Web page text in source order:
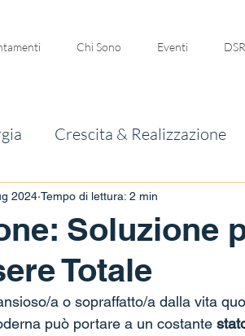
Chi Sono Eventi DSR
Crescita & Realizzazione
Soluzione
Totale
2024 Tempo di lettura: 2 min
a o sopraffatto/a dalla vita
può portare a un costante